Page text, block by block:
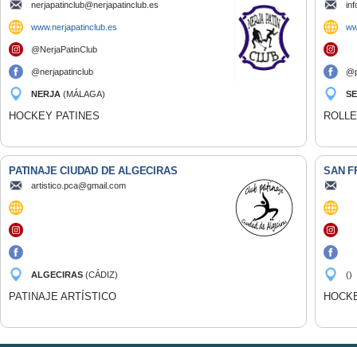
nerjapatinclub@nerjapatinclub.es
www.nerjapatinclub.es
@NerjaPatinClub
@nerjapatinclub
NERJA (MÁLAGA)
HOCKEY PATINES
PATINAJE CIUDAD DE ALGECIRAS
artistico.pca@gmail.com
ALGECIRAS (CÁDIZ)
PATINAJE ARTÍSTICO
SAN
()